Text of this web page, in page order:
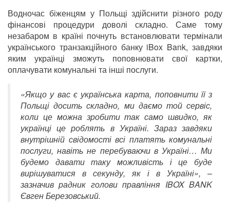
Водночас біженцям у Польщі здійснити різного роду
фінансові процедури доволі складно. Саме тому
незабаром в країні почнуть встановлювати термінали
українського транзакційного банку iBox Bank, завдяки
яким українці зможуть поповнювати свої картки,
оплачувати комунальні та інші послуги.
«Якщо у вас є українська карта, поповнити її з
Польщі досить складно, ми даємо той сервіс,
коли це можна зробити так само швидко, як
українці це роблять в Україні. Зараз завдяки
внутрішній свідомості всі платять комунальні
послуги, навіть не перебуваючи в Україні… Ми
будемо давати таку можливість і це буде
вирішуватися в секунду, як і в Україні», –
зазначив радник голови правління IBOX BANK
Євген Березовський.